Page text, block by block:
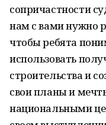
сопричастности
нам с вами нужно
чтобы ребята
использовать
строительства и
свои планы и
национальными